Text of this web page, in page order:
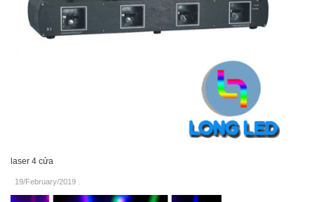
laser 4 cửa
19/February/2019